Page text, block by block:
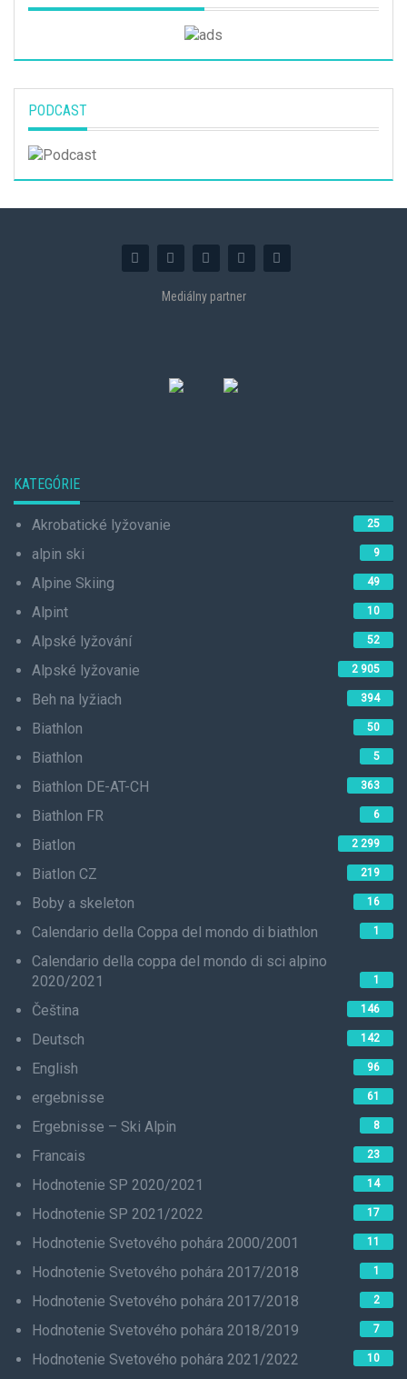
PODCAST
Mediálny partner
KATEGÓRIE
Akrobatické lyžovanie 25
alpin ski 9
Alpine Skiing 49
Alpint 10
Alpské lyžování 52
Alpské lyžovanie 2 905
Beh na lyžiach 394
Biathlon 50
Biathlon 5
Biathlon DE-AT-CH 363
Biathlon FR 6
Biatlon 2 299
Biatlon CZ 219
Boby a skeleton 16
Calendario della Coppa del mondo di biathlon 1
Calendario della coppa del mondo di sci alpino
2020/2021
1
Čeština 146
Deutsch 142
English 96
ergebnisse 61
Ergebnisse – Ski Alpin 8
Francais 23
Hodnotenie SP 2020/2021 14
Hodnotenie SP 2021/2022 17
Hodnotenie Svetového pohára 2000/2001 11
Hodnotenie Svetového pohára 2017/2018 1
Hodnotenie Svetového pohára 2017/2018 2
Hodnotenie Svetového pohára 2018/2019 7
Hodnotenie Svetového pohára 2021/2022 10